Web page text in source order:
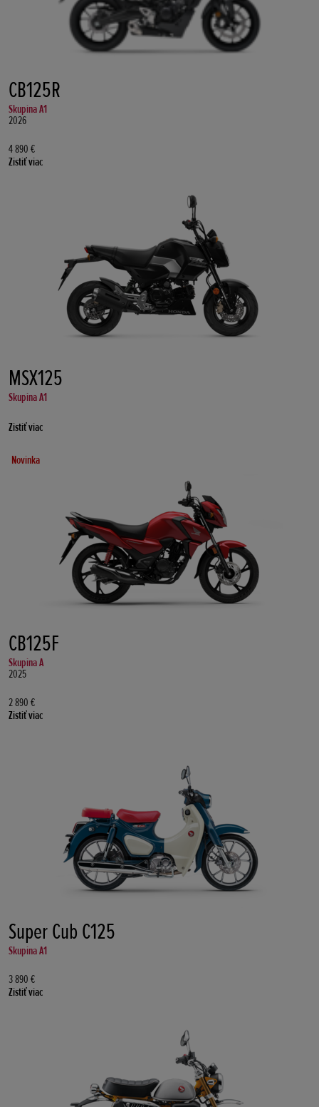
CB125R
Skupina A1
2026
4 890 €
Zistiť viac
MSX125
Skupina A1
Zistiť viac
Novinka
CB125F
Skupina A
2025
2 890 €
Zistiť viac
Super Cub C125
Skupina A1
3 890 €
Zistiť viac